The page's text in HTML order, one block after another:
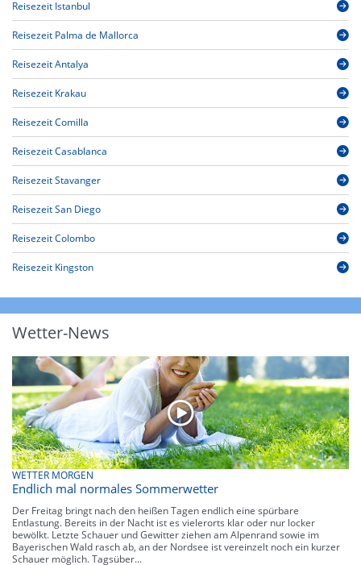
Reisezeit Istanbul
Reisezeit Palma de Mallorca
Reisezeit Antalya
Reisezeit Krakau
Reisezeit Comilla
Reisezeit Casablanca
Reisezeit Stavanger
Reisezeit San Diego
Reisezeit Colombo
Reisezeit Kingston
Wetter-News
WETTER MORGEN
Endlich mal normales Sommerwetter
Der Freitag bringt nach den heißen Tagen endlich eine spürbare
Entlastung. Bereits in der Nacht ist es vielerorts klar oder nur locker
bewölkt. Letzte Schauer und Gewitter ziehen am Alpenrand sowie im
Bayerischen Wald rasch ab, an der Nordsee ist vereinzelt noch ein kurzer
Schauer möglich. Tagsüber...